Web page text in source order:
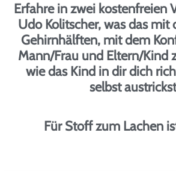
Erfahre in zwei kostenfreien
Udo Kolitscher, was das mit
Gehirnhälften, mit dem
Mann/Frau und Eltern/Kind
wie das Kind in dir dich
selbst
Für Stoff zum Lachen